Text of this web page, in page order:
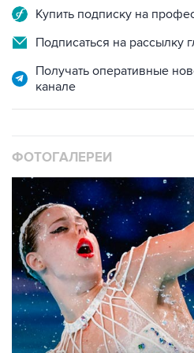
Купить подписку на
Подписаться на рассылку
Получать оперативные
канале
ФОТОГАЛЕРЕИ